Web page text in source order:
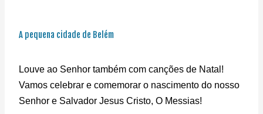
A pequena cidade de Belém
Louve ao Senhor também com canções de Natal!
Vamos celebrar e comemorar o nascimento do nosso
Senhor e Salvador Jesus Cristo, O Messias!